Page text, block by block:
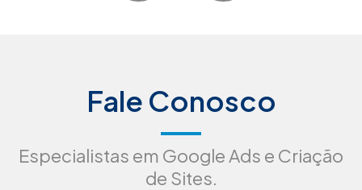
Fale Conosco
Especialistas em Google Ads e Criação
de Sites.